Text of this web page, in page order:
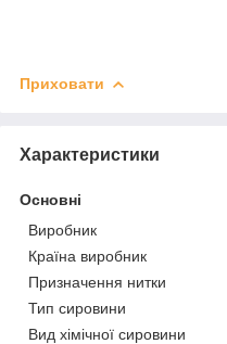
Приховати
Характеристики
Основні
Виробник
Країна виробник
Призначення нитки
Тип сировини
Вид хімічної сировини